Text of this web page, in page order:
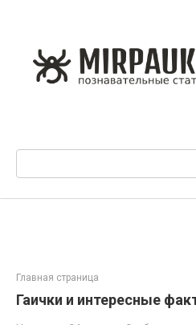
Главная страница
Гаички и интересные